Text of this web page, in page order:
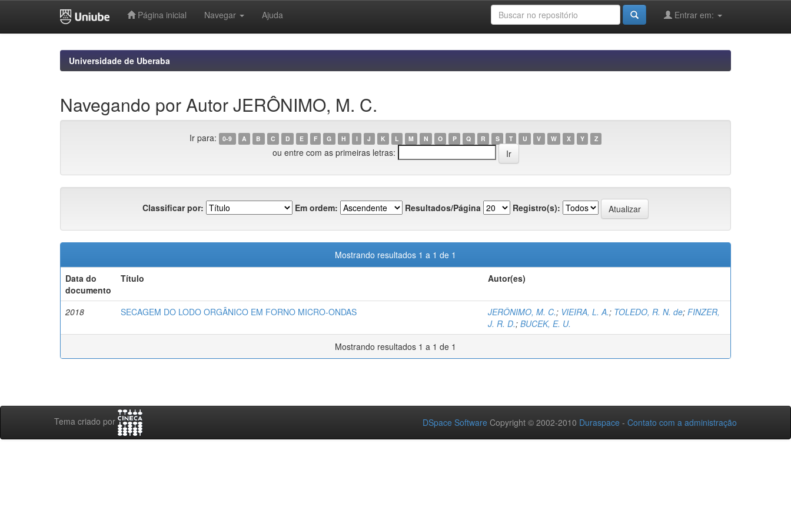
Página inicial Navegar Ajuda Entrar em:
Universidade de Uberaba
Navegando por Autor JERÔNIMO, M. C.
Ir para: 0-9 A B C D E F G H I J K L M N O P Q R S T U V W X Y Z
ou entre com as primeiras letras:
Classificar por: Em ordem: Resultados/Página Registro(s):
Mostrando resultados 1 a 1 de 1
Data do
documento
Título Autor(es)
2018 SECAGEM DO LODO ORGÂNICO EM FORNO MICRO-ONDAS JERÔNIMO, M. C.; VIEIRA, L. A.; TOLEDO, R. N. de; FINZER,
J. R. D.; BUCEK, E. U.
Mostrando resultados 1 a 1 de 1
Tema criado por DSpace Software Copyright © 2002-2010 Duraspace - Contato com a administração